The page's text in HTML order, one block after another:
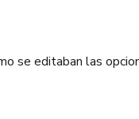
se editaban las